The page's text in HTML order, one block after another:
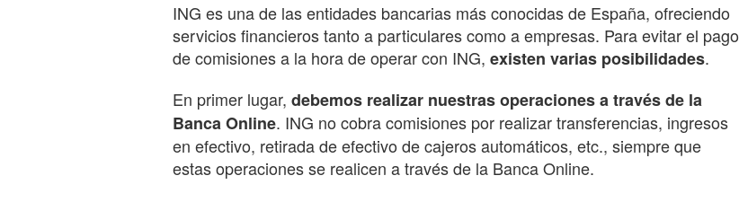
ING es una de las entidades bancarias más conocidas de España, ofreciendo
servicios financieros tanto a particulares como a empresas. Para evitar el pago
de comisiones a la hora de operar con ING, existen varias posibilidades.
En primer lugar, debemos realizar nuestras operaciones a través de la
Banca Online. ING no cobra comisiones por realizar transferencias, ingresos
en efectivo, retirada de efectivo de cajeros automáticos, etc., siempre que
estas operaciones se realicen a través de la Banca Online.